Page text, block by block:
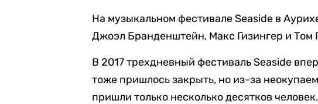
На музыкальном фестивале Seaside в
Джоэл Бpанденштейн, Макс Гизингер и Том
В 2017 трехдневный фестиваль Seaside
тоже пришлось закрыть, но из-за
пришли только несколько десятков человек.